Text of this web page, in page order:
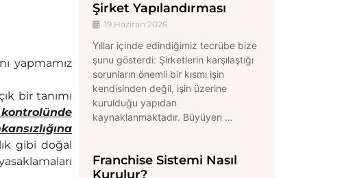
yapmamız
bir tanımı
gibi doğal
Şirket Yapılandırması
19 Haziran 2026
Yıllar içinde edindiğimiz tecrübe bize
şunu gösterdi: Şirketlerin karşılaştığı
sorunların önemli bir kısmı işin
kendisinden değil, işin üzerine
kurulduğu yapıdan
kaynaklanmaktadır. Büyüyen …
Franchise Sistemi Nasıl
Kurulur?